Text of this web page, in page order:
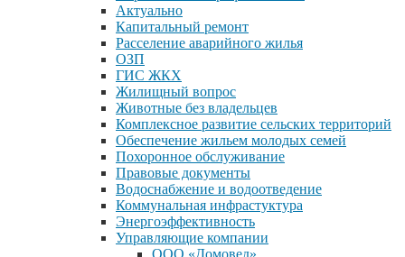
Актуально
Капитальный ремонт
Расселение аварийного жилья
ОЗП
ГИС ЖКХ
Жилищный вопрос
Животные без владельцев
Комплексное развитие сельских территорий
Обеспечение жильем молодых семей
Похоронное обслуживание
Правовые документы
Водоснабжение и водоотведение
Коммунальная инфрастуктура
Энергоэффективность
Управляющие компании
ООО «Домовед»